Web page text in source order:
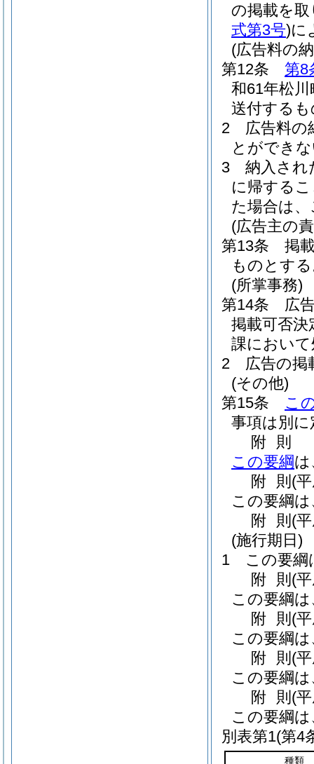
の掲載を
式第3号)に
(広告料の
第12条
第8
和61年松
送付する
2
広告料の
とができ
3
納入され
に帰する
た場合は
(広告主の
第13条
掲
ものとす
(所掌事務)
第14条
広
掲載可否
課におい
2
広告の掲
(その他)
第15条
こ
事項は別
附 則
この要綱は
附 則 (
この要綱
附 則 (
(施行期日)
1
この要綱
附 則 (
この要綱
附 則 (
この要綱
附 則 (
この要綱
附 則 (
この要綱
別表第1(第4
種類